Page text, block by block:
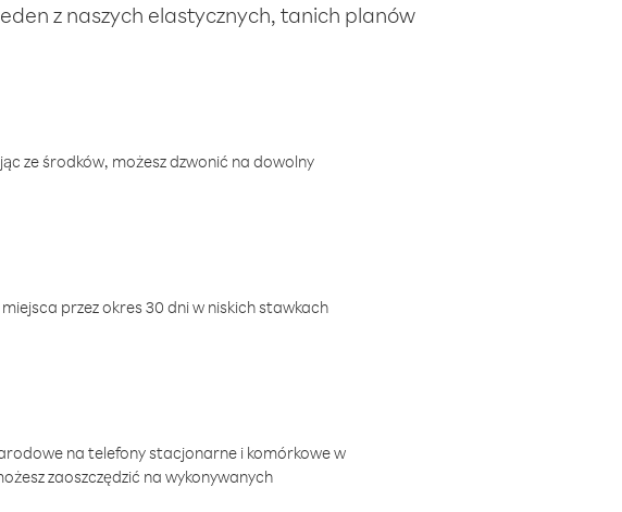
z naszych elastycznych, tanich planów
ze środków, możesz dzwonić na dowolny
przez okres 30 dni w niskich stawkach
na telefony stacjonarne i komórkowe w
zaoszczędzić na wykonywanych